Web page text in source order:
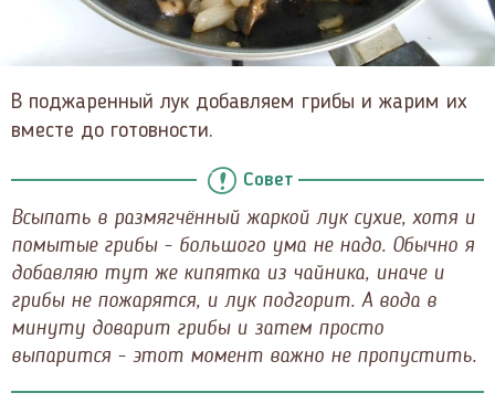
В поджаренный лук добавляем грибы и жарим их
вместе до готовности.
Совет
Всыпать в размягчённый жаркой лук сухие, хотя и
помытые грибы - большого ума не надо. Обычно я
добавляю тут же кипятка из чайника, иначе и
грибы не пожарятся, и лук подгорит. А вода в
минуту доварит грибы и затем просто
выпарится - этот момент важно не пропустить.